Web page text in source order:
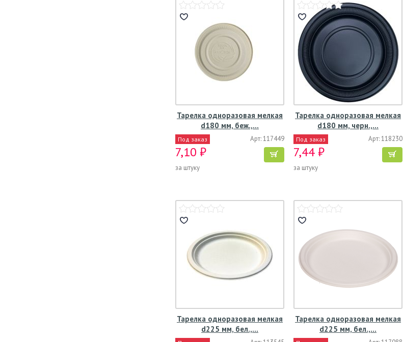
Тарелка одноразовая мелкая
d180 мм, беж.,…
Под заказ Арт: 117449
7,10 ₽
за штуку
Тарелка одноразовая мелкая
d180 мм, черн.,…
Под заказ Арт: 118230
7,44 ₽
за штуку
Тарелка одноразовая мелкая
d225 мм, бел.,…
Тарелка одноразовая мелкая
d225 мм, бел.,…